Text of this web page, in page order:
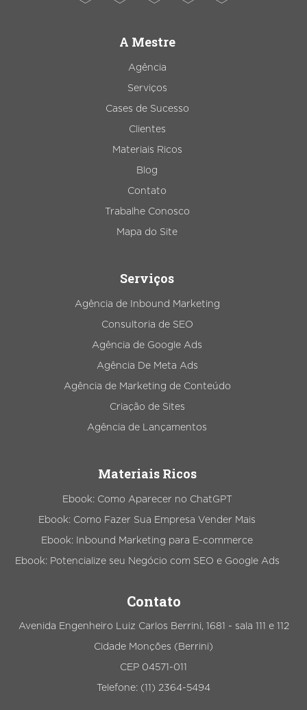
A Mestre
Agência
Serviços
Cases de Sucesso
Clientes
Materiais Ricos
Blog
Contato
Trabalhe Conosco
Mapa do Site
Serviços
Agência de Inbound Marketing
Consultoria de SEO
Agência de Google Ads
Agência De Meta Ads
Agência de Marketing de Conteúdo
Criação de Sites
Agência de Lançamentos
Materiais Ricos
Ebook: Como Aparecer no ChatGPT
Ebook: Como Fazer Sua Empresa Vender Mais
Ebook: Inbound Marketing para E-commerce
Ebook: Potencialize seu Negócio com SEO e Google Ads
Contato
Avenida Engenheiro Luiz Carlos Berrini, 1681 - sala 111 e 112
Cidade Monções (Berrini)
CEP 04571-011
Telefone: (11) 2364-5494